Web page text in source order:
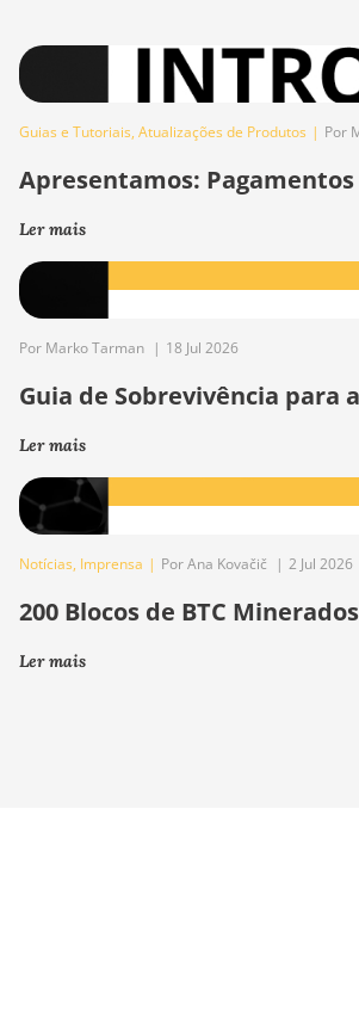
Guias e Tutoriais, Atualizações de Produtos | Por
Apresentamos:
Ler mais
Por Marko Tarman | 18 Jul 2026
Guia de Sobrevivência para
Ler mais
Notícias, Imprensa | Por Ana Kovačič | 2 Jul 2026
200 Blocos de BTC
Ler mais